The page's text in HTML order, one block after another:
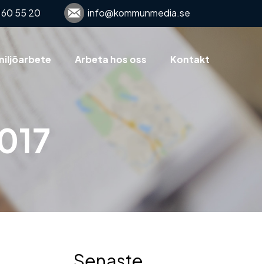
info@kommunmedia.se
55 20
Arbeta hos oss Kontakt